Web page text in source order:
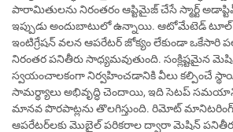
పారామితులను నిరంతరం ఆప్టిమైజ్ చేసే స్మార్ట్
ఇప్పుడు అందుబాటులో ఉన్నాయి. ఆటోమేటెడ్ టూల్
ఇంటిగ్రేషన్ వలన ఆపరేటర్ జోక్యం లేకుండా ఒకేసారి
నిరంతర పనితీరు సాధ్యమవుతుంది. సంక్లిష్టమైన
స్వయంచాలకంగా నిర్వహించడానికి వీలు కల్పించే
సామర్థ్యాలు అభివృద్ధి చెందాయి, ఇది సెటప్
మానవ పొరపాట్లను తొలగిస్తుంది. రిమోట్
ఆపరేటర్‌లకు మొబైల్ పరికరాల ద్వారా మెషిన్